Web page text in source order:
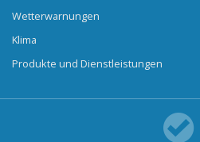
Wetterwarnungen
Klima
Produkte und Dienstleistungen